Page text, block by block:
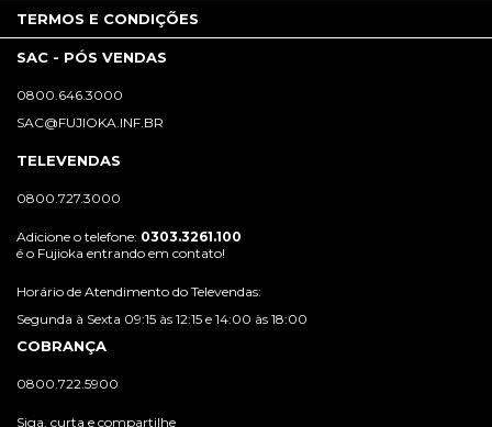
TERMOS E CONDIÇÕES
SAC - PÓS VENDAS
0800.646.3000
SAC@FUJIOKA.INF.BR
TELEVENDAS
0800.727.3000
Adicione o telefone: 0303.3261.100
é o Fujioka entrando em contato!
Horário de Atendimento do Televendas:
Segunda à Sexta 09:15 às 12:15 e 14:00 às 18:00
COBRANÇA
0800.722.5900
Siga, curta e compartilhe